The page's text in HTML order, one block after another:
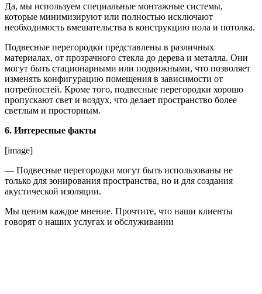
Да, мы используем специальные монтажные системы,
которые минимизируют или полностью исключают
необходимость вмешательства в конструкцию пола и потолка.
Подвесные перегородки представлены в различных
материалах, от прозрачного стекла до дерева и металла. Они
могут быть стационарными или подвижными, что позволяет
изменять конфигурацию помещения в зависимости от
потребностей. Кроме того, подвесные перегородки хорошо
пропускают свет и воздух, что делает пространство более
светлым и просторным.
6. Интересные факты
[image]
— Подвесные перегородки могут быть использованы не
только для зонирования пространства, но и для создания
акустической изоляции.
Мы ценим каждое мнение. Прочтите, что наши клиенты
говорят о наших услугах и обслуживании